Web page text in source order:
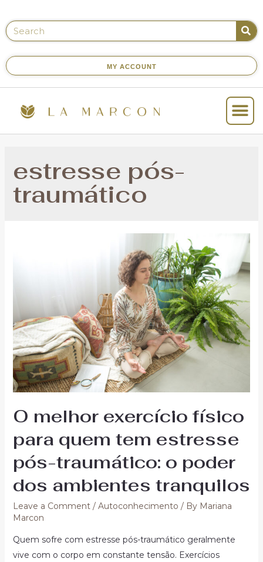
MY ACCOUNT
estresse pós-
traumático
O melhor exercício físico
para quem tem estresse
pós-traumático: o poder
dos ambientes tranquilos
Leave a Comment / Autoconhecimento / By Mariana
Marcon
Quem sofre com estresse pós-traumático geralmente
vive com o corpo em constante tensão. Exercícios